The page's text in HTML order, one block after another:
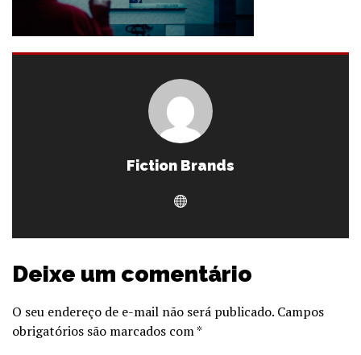
Fiction Brands
Deixe um comentário
O seu endereço de e-mail não será publicado. Campos
obrigatórios são marcados com*